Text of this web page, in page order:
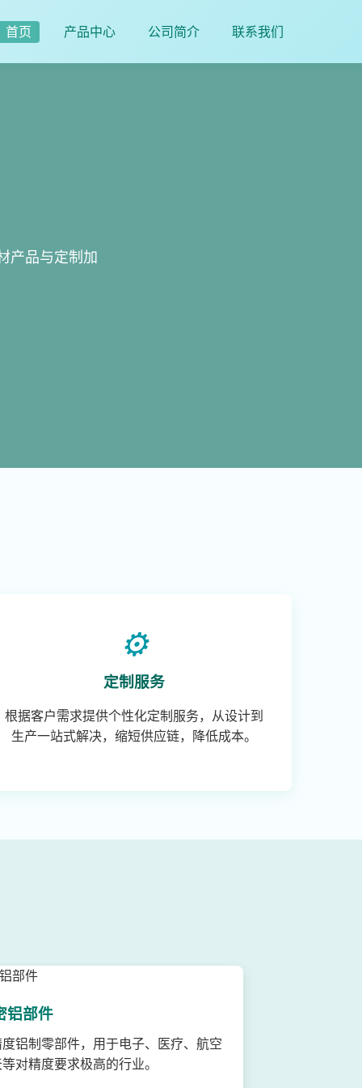
首页 产品中心 公司简介 联系我们
产品与定制加
⚙️
定制服务
根据客户需求提供个性化定制服务，从设计到
生产一站式解决，缩短供应链，降低成本。
铝部件
铝制零部件，用于电子、医疗、航空
对精度要求极高的行业。